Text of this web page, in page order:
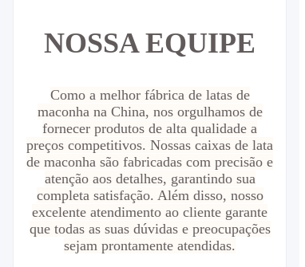
NOSSA EQUIPE
Como a melhor fábrica de latas de
maconha na China, nos orgulhamos de
fornecer produtos de alta qualidade a
preços competitivos. Nossas caixas de lata
de maconha são fabricadas com precisão e
atenção aos detalhes, garantindo sua
completa satisfação. Além disso, nosso
excelente atendimento ao cliente garante
que todas as suas dúvidas e preocupações
sejam prontamente atendidas.